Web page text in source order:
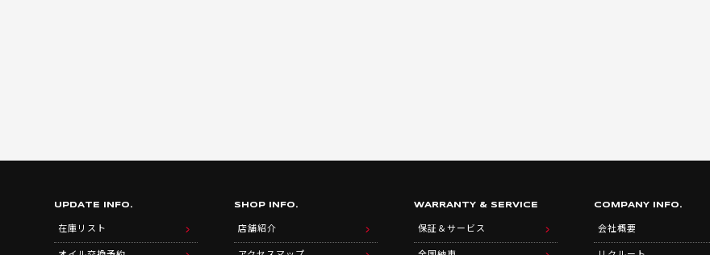
UPDATE INFO.
在庫リスト
SHOP INFO.
店舗紹介
WARRANTY & SERVICE
保証＆サービス
COMPANY INFO.
会社概要